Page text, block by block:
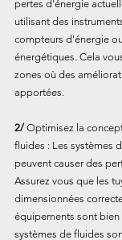
pertes d'énergie
utilisant des
compteurs d'énergie
énergétiques. Cela
zones où des
apportées.
2/ Optimisez la
fluides : Les systèmes
peuvent causer des
Assurez vous que les
dimensionnées
équipements sont bien
systèmes de fluides